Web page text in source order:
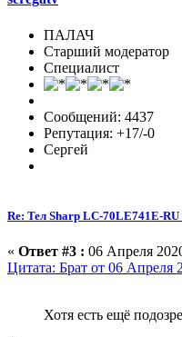
ПАЛАЧ
Старший модератор
Специалист
Сообщений: 4437
Репутация: +17/-0
Сергей
Re: Тел Sharp LC-70LE741E-
« Ответ #3 : 06 Апреля
Цитата: Брат от 06 Апреля
Хотя есть ещё